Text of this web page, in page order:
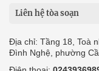
Liên hệ tòa soạn
Địa chỉ: Tầng 18, Toà
Đình Nghệ, phường